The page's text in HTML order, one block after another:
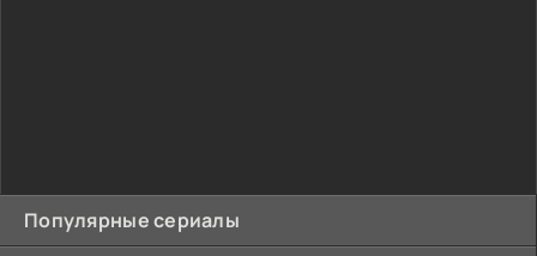
Популярные сериалы